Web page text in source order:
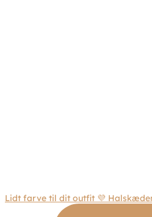
Lidt farve til dit outfit 💜